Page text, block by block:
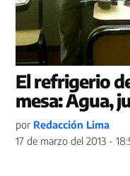
El refrigerio
mesa: Agua,
por Redacción Lima
17 de marzo del 2013 -